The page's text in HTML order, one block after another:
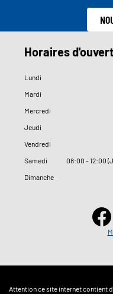
Horaires
Lundi
Mardi
Mercredi
Jeudi
Vendredi
Samedi
08:00 - 12:00
Dimanche
Attention ce site internet contient